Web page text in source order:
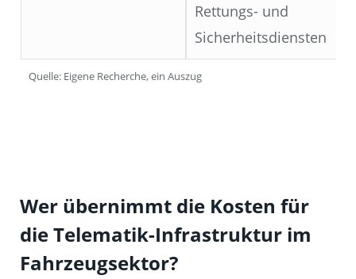
Rettungs- und
Sicherheitsdiensten
Quelle: Eigene Recherche, ein Auszug
Wer übernimmt die Kosten für
die Telematik-Infrastruktur im
Fahrzeugsektor?